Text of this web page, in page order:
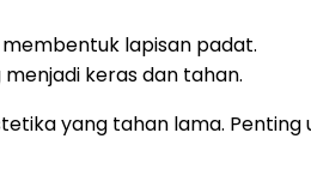
lapisan padat.
keras dan tahan.
yang tahan lama. Penting